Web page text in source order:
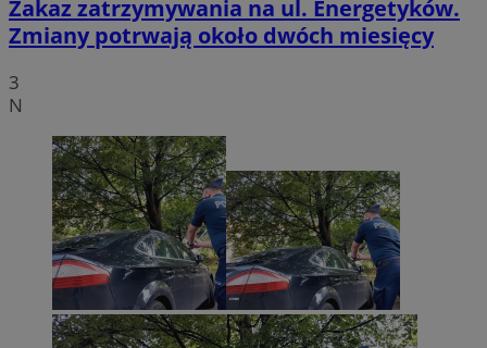
Zakaz zatrzymywania na ul. Energetyków.
Zmiany potrwają około dwóch miesięcy
3
N